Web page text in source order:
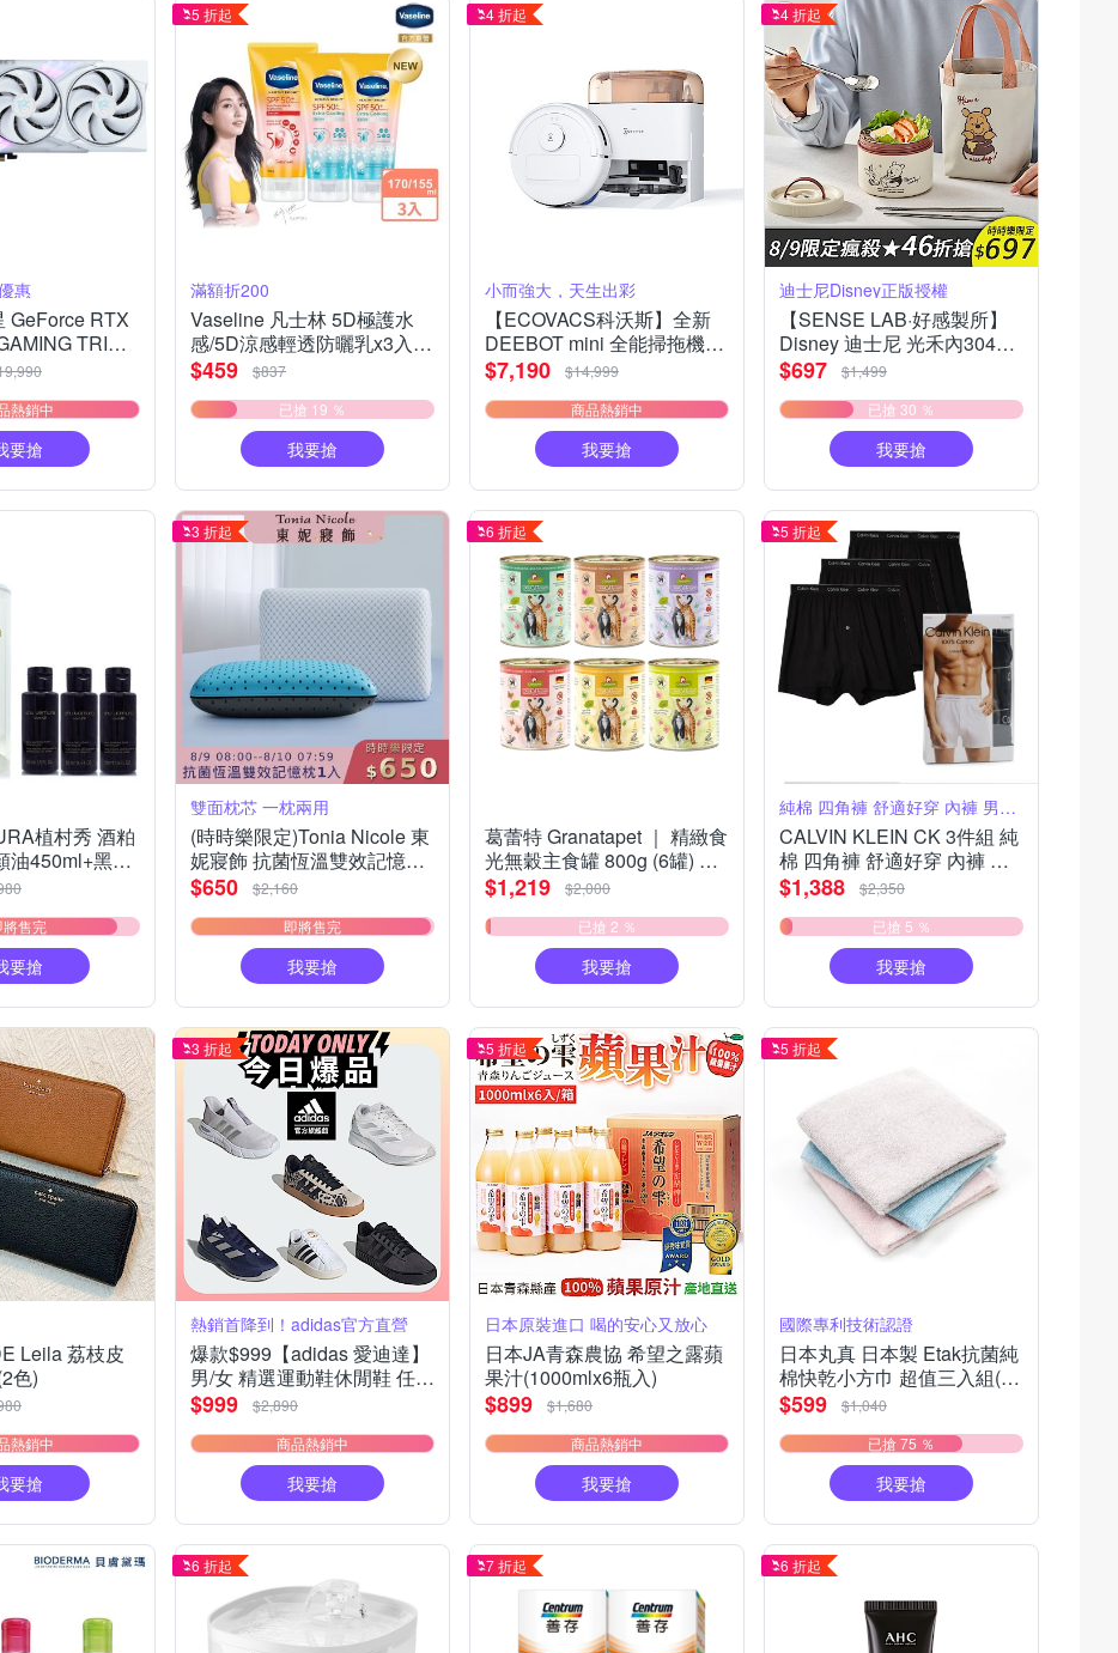
惠
RTX
TRIO
示卡
熱銷中
要搶
5 折起
滿額折200
Vaseline 凡士林 5D極護水
感/5D涼感輕透防曬乳x3入組
(任選搭配)
$459
$837
已搶 19 ％
我要搶
4 折起
小而強大，天生出彩
【ECOVACS科沃斯】全新
DEEBOT mini 全能掃拖機器
人(超小機身/全能基站/毛髮
不纏繞/靜音清潔）
$7,190
$14,999
商品熱銷中
我要搶
4 折起
迪士尼Disney正版授權
【SENSE LAB·好感製所】
Disney 迪士尼 光禾內304不
銹鋼餐盒提袋4件組
彩色禮盒)
$697
$1,499
已搶 30 ％
我要搶
植村秀 酒粕
油450ml+黑米
(正統公司
將售完
要搶
3 折起
雙面枕芯 一枕兩用
(時時樂限定)Tonia Nicole 東
妮寢飾 抗菌恆溫雙效記憶枕
1入
$650
$2,160
即將售完
我要搶
6 折起
葛蕾特 Granatapet ｜ 精緻食
光無穀主食罐 800g (6罐) 主
食罐 無穀罐 無膠罐 主食貓罐
德罐 挑嘴貓
$1,219
$2,000
已搶 2 ％
我要搶
5 折起
純棉 四角褲 舒適好穿 內褲 男內褲
CALVIN KLEIN CK 3件組 純
棉 四角褲 舒適好穿 內褲 男
內褲
$1,388
$2,350
已搶 5 ％
我要搶
Leila 荔枝皮
色)
熱銷中
要搶
3 折起
熱銷首降到！adidas官方直營
爆款$999【adidas 愛迪達】
男/女 精選運動鞋休閒鞋 任選
均一價
$999
$2,890
商品熱銷中
我要搶
5 折起
日本原裝進口 喝的安心又放心
日本JA青森農協 希望之露蘋
果汁(1000mlx6瓶入)
$899
$1,680
商品熱銷中
我要搶
5 折起
國際專利技術認證
日本丸真 日本製 Etak抗菌純
棉快乾小方巾 超值三入組(粉
+灰+藍)
$599
$1,040
已搶 75 ％
我要搶
6 折起 7 折起 6 折起